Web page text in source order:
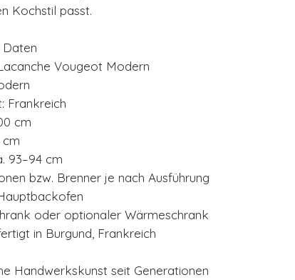
Kochstil passt.
Daten
Vougeot Modern
Frankreich
cm
cm
93–94 cm
bzw. Brenner je nach Ausführung
oder optionaler Wärmeschrank
in Burgund, Frankreich
Handwerkskunst seit Generationen